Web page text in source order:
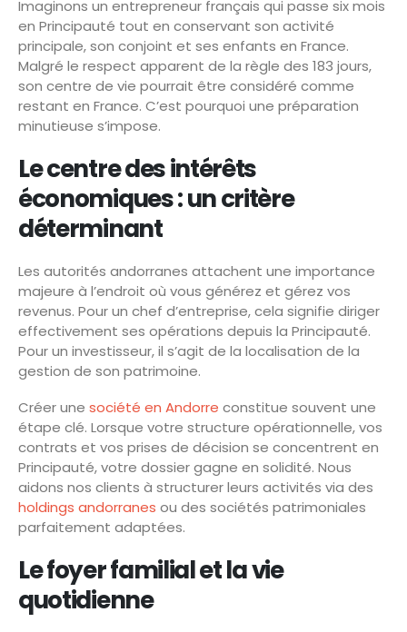
Imaginons un entrepreneur français qui passe six mois
en Principauté tout en conservant son activité
principale, son conjoint et ses enfants en France.
Malgré le respect apparent de la règle des 183 jours,
son centre de vie pourrait être considéré comme
restant en France. C’est pourquoi une préparation
minutieuse s’impose.
Le centre des intérêts
économiques : un critère
déterminant
Les autorités andorranes attachent une importance
majeure à l’endroit où vous générez et gérez vos
revenus. Pour un chef d’entreprise, cela signifie diriger
effectivement ses opérations depuis la Principauté.
Pour un investisseur, il s’agit de la localisation de la
gestion de son patrimoine.
Créer une société en Andorre constitue souvent une
étape clé. Lorsque votre structure opérationnelle, vos
contrats et vos prises de décision se concentrent en
Principauté, votre dossier gagne en solidité. Nous
aidons nos clients à structurer leurs activités via des
holdings andorranes ou des sociétés patrimoniales
parfaitement adaptées.
Le foyer familial et la vie
quotidienne